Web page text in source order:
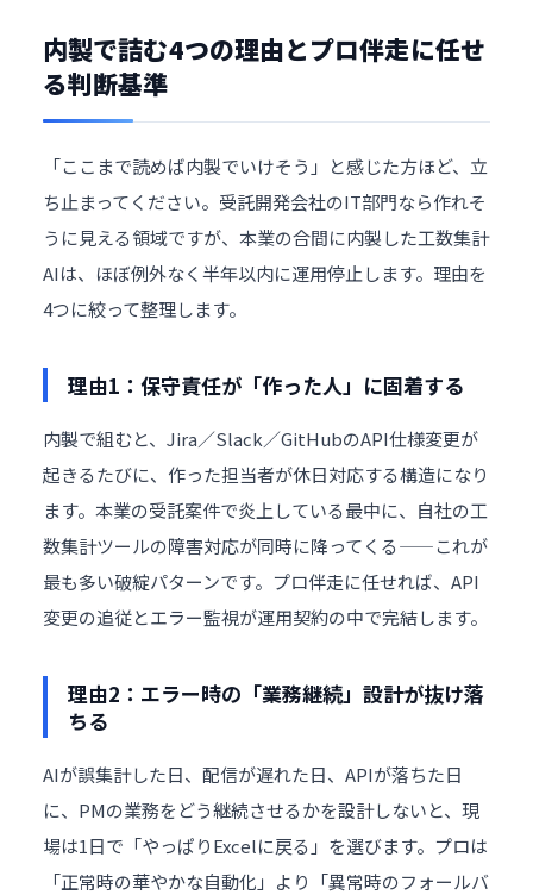
内製で詰む4つの理由とプロ伴走に任せ
る判断基準
「ここまで読めば内製でいけそう」と感じた方ほど、立
ち止まってください。受託開発会社のIT部門なら作れそ
うに見える領域ですが、本業の合間に内製した工数集計
AIは、ほぼ例外なく半年以内に運用停止します。理由を
4つに絞って整理します。
理由1：保守責任が「作った人」に固着する
内製で組むと、Jira／Slack／GitHubのAPI仕様変更が
起きるたびに、作った担当者が休日対応する構造になり
ます。本業の受託案件で炎上している最中に、自社の工
数集計ツールの障害対応が同時に降ってくる——これが
最も多い破綻パターンです。プロ伴走に任せれば、API
変更の追従とエラー監視が運用契約の中で完結します。
理由2：エラー時の「業務継続」設計が抜け落
ちる
AIが誤集計した日、配信が遅れた日、APIが落ちた日
に、PMの業務をどう継続させるかを設計しないと、現
場は1日で「やっぱりExcelに戻る」を選びます。プロは
「正常時の華やかな自動化」より「異常時のフォールバ